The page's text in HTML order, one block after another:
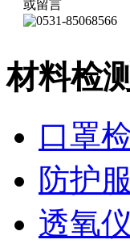
材料检
口罩
防护
透氧仪